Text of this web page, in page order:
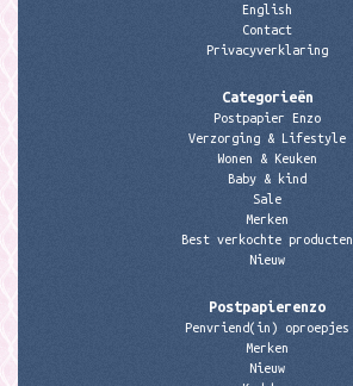
English
Contact
Privacyverklaring
Categorieën
Postpapier Enzo
Verzorging & Lifestyle
Wonen & Keuken
Baby & kind
Sale
Merken
Best verkochte producten
Nieuw
Postpapierenzo
Penvriend(in) oproepjes
Merken
Nieuw